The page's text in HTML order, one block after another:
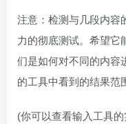
注意：检测与几段内容
力的彻底测试。希望它
们是如何对不同的内容
的工具中看到的结果范
(你可以查看输入工具的